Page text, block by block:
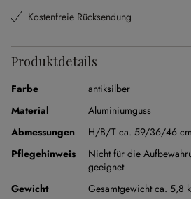
Kostenfreie Rücksendung
Produktdetails
Farbe
antiksilber
Material
Aluminiumguss
Abmessungen
H/B/T ca. 59/36/46 cm
Pflegehinweis
Nicht für die
geeignet
Gewicht
Gesamtgewicht ca. 5,8